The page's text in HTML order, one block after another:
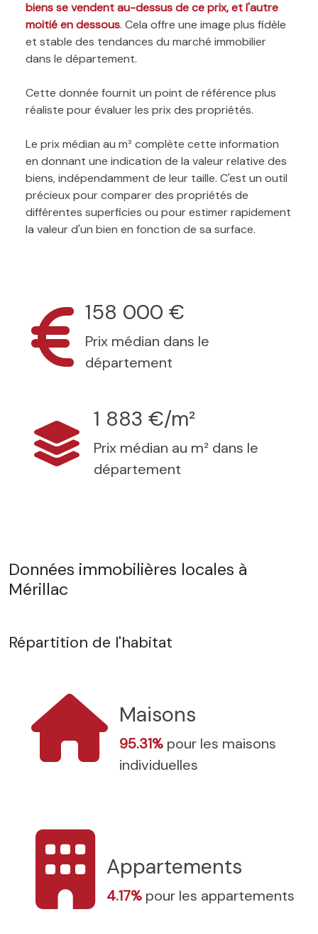
biens se vendent au-dessus de ce prix, et l'autre
moitié en dessous. Cela offre une image plus fidèle
et stable des tendances du marché immobilier
dans le département.
Cette donnée fournit un point de référence plus
réaliste pour évaluer les prix des propriétés.
Le prix médian au m² complète cette information
en donnant une indication de la valeur relative des
biens, indépendamment de leur taille. C'est un outil
précieux pour comparer des propriétés de
différentes superficies ou pour estimer rapidement
la valeur d'un bien en fonction de sa surface.
158 000 €
Prix médian dans le
département
1 883 €/m²
Prix médian au m² dans le
département
Données immobilières locales à
Mérillac
Répartition de l'habitat
Maisons
95.31% pour les maisons
individuelles
Appartements
4.17% pour les appartements